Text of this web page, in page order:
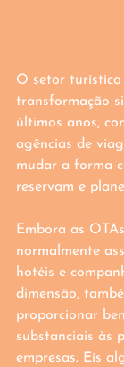
O setor turístico
transformação
últimos anos,
agências de
mudar a forma
reservam e
Embora as
normalmente
hotéis e
dimensão,
proporcionar
substanciais às
empresas. Eis